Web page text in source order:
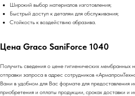
Широкий выбор материалов изготовления;
Быстрый доступ к деталям для обслуживания;
Стойкость к воздействию абразива.
Цена Graco SaniForce 1040
Получить сведения о цене гигиенических мембранных
отправки запроса в адрес сотрудников
Вами в удобном для Вас формате для предоставления
приобретения и оплаты продукции, сроках доставки и